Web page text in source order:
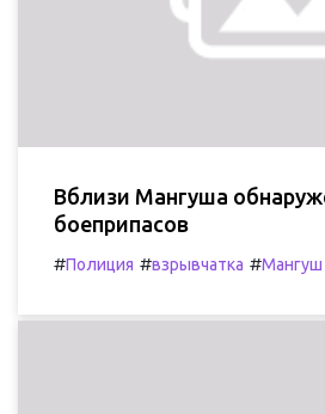
Вблизи Мангуша
боеприпасов
#Полиция #взрывчатка #Мангуш